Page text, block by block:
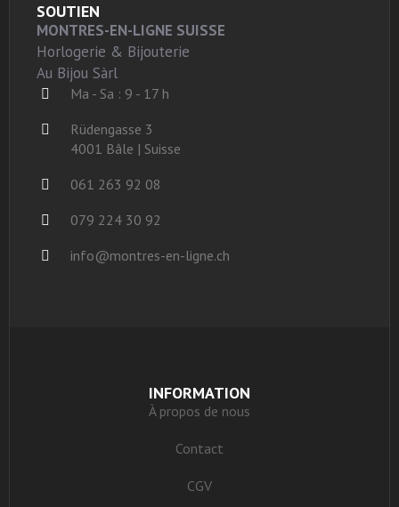
SOUTIEN
MONTRES-EN-LIGNE SUISSE
Horlogerie & Bijouterie
Au Bijou Sàrl
Ma - Sa : 9 - 17 h
Rüdengasse 3
4001 Bâle | Suisse
061 263 92 08
079 224 30 92
info@montres-en-ligne.ch
INFORMATION
À propos de nous
Contact
CGV